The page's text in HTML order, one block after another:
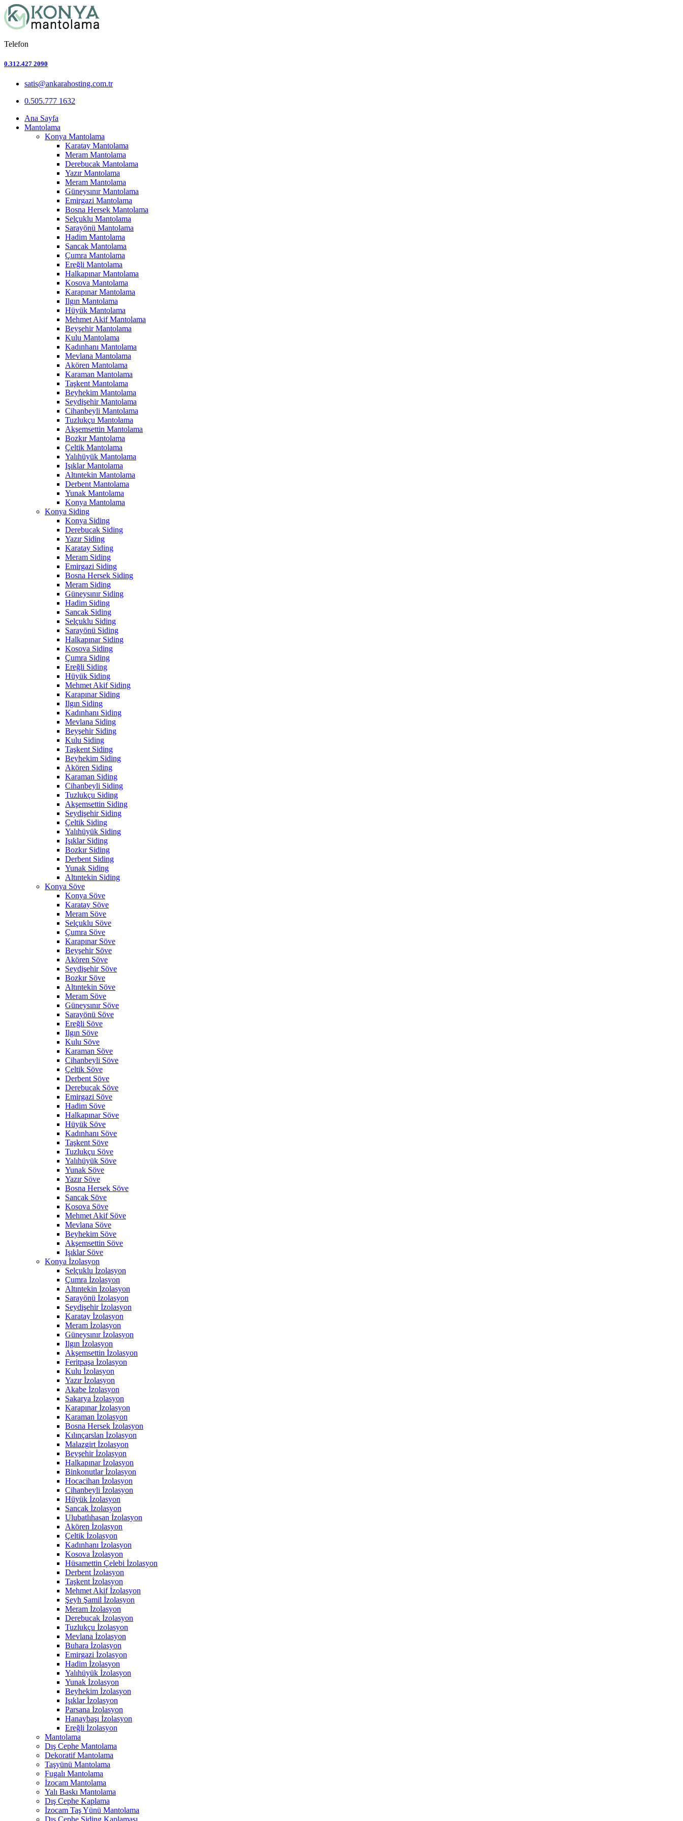
Telefon
0.312.427 2090
satis@ankarahosting.com.tr
0.505.777 1632
Ana Sayfa
Mantolama
Konya Mantolama
Karatay Mantolama
Meram Mantolama
Derebucak Mantolama
Yazır Mantolama
Meram Mantolama
Güneysınır Mantolama
Emirgazi Mantolama
Bosna Hersek Mantolama
Selçuklu Mantolama
Sarayönü Mantolama
Hadim Mantolama
Sancak Mantolama
Çumra Mantolama
Ereğli Mantolama
Halkapınar Mantolama
Kosova Mantolama
Karapınar Mantolama
Ilgın Mantolama
Hüyük Mantolama
Mehmet Akif Mantolama
Beyşehir Mantolama
Kulu Mantolama
Kadınhanı Mantolama
Mevlana Mantolama
Akören Mantolama
Karaman Mantolama
Taşkent Mantolama
Beyhekim Mantolama
Seydişehir Mantolama
Cihanbeyli Mantolama
Tuzlukçu Mantolama
Akşemsettin Mantolama
Bozkır Mantolama
Çeltik Mantolama
Yalıhüyük Mantolama
Işıklar Mantolama
Altıntekin Mantolama
Derbent Mantolama
Yunak Mantolama
Konya Mantolama
Konya Siding
Konya Siding
Derebucak Siding
Yazır Siding
Karatay Siding
Meram Siding
Emirgazi Siding
Bosna Hersek Siding
Meram Siding
Güneysınır Siding
Hadim Siding
Sancak Siding
Selçuklu Siding
Sarayönü Siding
Halkapınar Siding
Kosova Siding
Çumra Siding
Ereğli Siding
Hüyük Siding
Mehmet Akif Siding
Karapınar Siding
Ilgın Siding
Kadınhanı Siding
Mevlana Siding
Beyşehir Siding
Kulu Siding
Taşkent Siding
Beyhekim Siding
Akören Siding
Karaman Siding
Cihanbeyli Siding
Tuzlukçu Siding
Akşemsettin Siding
Seydişehir Siding
Çeltik Siding
Yalıhüyük Siding
Işıklar Siding
Bozkır Siding
Derbent Siding
Yunak Siding
Altıntekin Siding
Konya Söve
Konya Söve
Karatay Söve
Meram Söve
Selçuklu Söve
Çumra Söve
Karapınar Söve
Beyşehir Söve
Akören Söve
Seydişehir Söve
Bozkır Söve
Altıntekin Söve
Meram Söve
Güneysınır Söve
Sarayönü Söve
Ereğli Söve
Ilgın Söve
Kulu Söve
Karaman Söve
Cihanbeyli Söve
Çeltik Söve
Derbent Söve
Derebucak Söve
Emirgazi Söve
Hadim Söve
Halkapınar Söve
Hüyük Söve
Kadınhanı Söve
Taşkent Söve
Tuzlukçu Söve
Yalıhüyük Söve
Yunak Söve
Yazır Söve
Bosna Hersek Söve
Sancak Söve
Kosova Söve
Mehmet Akif Söve
Mevlana Söve
Beyhekim Söve
Akşemsettin Söve
Işıklar Söve
Konya İzolasyon
Selçuklu İzolasyon
Çumra İzolasyon
Altıntekin İzolasyon
Sarayönü İzolasyon
Seydişehir İzolasyon
Karatay İzolasyon
Meram İzolasyon
Güneysınır İzolasyon
Ilgın İzolasyon
Akşemsettin İzolasyon
Feritpaşa İzolasyon
Kulu İzolasyon
Yazır İzolasyon
Akabe İzolasyon
Sakarya İzolasyon
Karapınar İzolasyon
Karaman İzolasyon
Bosna Hersek İzolasyon
Kılınçarslan İzolasyon
Malazgirt İzolasyon
Beyşehir İzolasyon
Halkapınar İzolasyon
Binkonutlar İzolasyon
Hocacihan İzolasyon
Cihanbeyli İzolasyon
Hüyük İzolasyon
Sancak İzolasyon
Ulubatlıhasan İzolasyon
Akören İzolasyon
Çeltik İzolasyon
Kadınhanı İzolasyon
Kosova İzolasyon
Hüsamettin Çelebi İzolasyon
Derbent İzolasyon
Taşkent İzolasyon
Mehmet Akif İzolasyon
Şeyh Şamil İzolasyon
Meram İzolasyon
Derebucak İzolasyon
Tuzlukçu İzolasyon
Mevlana İzolasyon
Buhara İzolasyon
Emirgazi İzolasyon
Hadim İzolasyon
Yalıhüyük İzolasyon
Yunak İzolasyon
Beyhekim İzolasyon
Işıklar İzolasyon
Parsana İzolasyon
Hanaybaşı İzolasyon
Ereğli İzolasyon
Mantolama
Dış Cephe Mantolama
Dekoratif Mantolama
Taşyünü Mantolama
Fugalı Mantolama
İzocam Mantolama
Yalı Baskı Mantolama
Dış Cephe Kaplama
İzocam Taş Yünü Mantolama